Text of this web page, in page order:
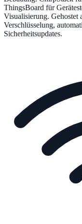
ThingsBoard für
Visualisierung.
Verschlüsselung,
Sicherheitsupdates.